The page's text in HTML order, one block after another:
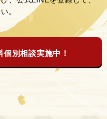
。
別相談実施中！